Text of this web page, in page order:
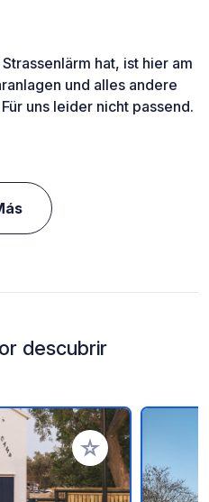
hat, ist hier am
und alles andere
uns leider nicht passend.
descubrir
Añadir a tus